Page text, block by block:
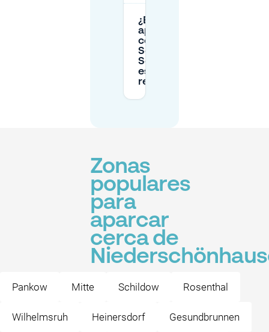
¿El
aparcamiento
cerca de
Schloss
Schönhausen
está
restringido?
Zonas
populares
para
aparcar
cerca de
Pankow Mitte Schildow Rosenthal
Wilhelmsruh Heinersdorf Gesundbrunnen